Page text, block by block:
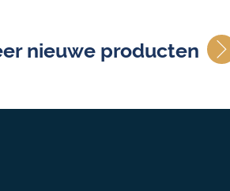
nieuwe producten